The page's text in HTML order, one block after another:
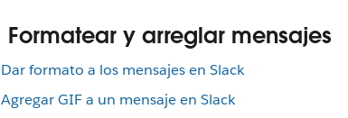
Formatear y arreglar mensajes
Dar formato a los mensajes en Slack
Agregar GIF a un mensaje en Slack